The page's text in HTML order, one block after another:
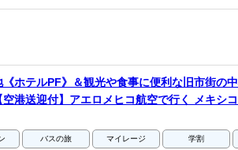
ホテルPF》＆観光や食事に便利な旧市街の
港送迎付】アエロメヒコ航空で行く メキシ
バスの旅 マイレージ 学割